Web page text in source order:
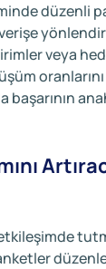
düzenli
veya
oranlarını
etkileşimde